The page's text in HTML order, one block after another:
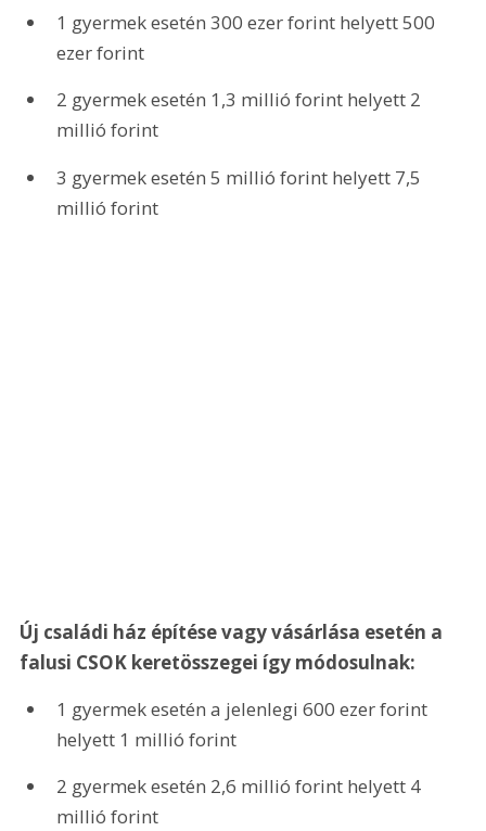
1 gyermek esetén 300 ezer forint helyett 500
ezer forint
2 gyermek esetén 1,3 millió forint helyett 2
millió forint
3 gyermek esetén 5 millió forint helyett 7,5
millió forint
Új családi ház építése vagy vásárlása esetén a
falusi CSOK keretösszegei így módosulnak:
1 gyermek esetén a jelenlegi 600 ezer forint
helyett 1 millió forint
2 gyermek esetén 2,6 millió forint helyett 4
millió forint